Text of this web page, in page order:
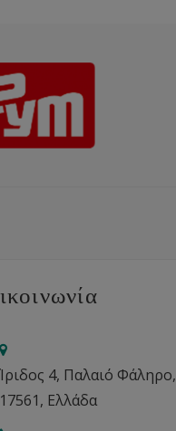
Ίριδος 4, Παλαιό Φάληρο,
17561, Ελλάδα